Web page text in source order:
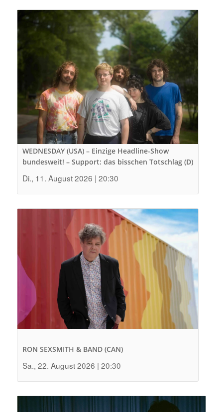
WEDNESDAY (USA) – Einzige Headline-Show
bundesweit! – Support: das bisschen Totschlag (D)
Di., 11. August 2026 | 20:30
RON SEXSMITH & BAND (CAN)
Sa., 22. August 2026 | 20:30